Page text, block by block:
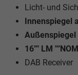
Licht- und
Innenspiegel
16"" LM
DAB Receiver